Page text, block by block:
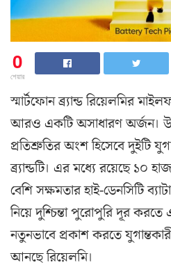
0
শেয়ার
স্মার্টফোন ব্র্যান্ড রিয়েলমির
আরও একটি অসাধারণ অর্জন।
প্রতিশ্রুতির অংশ হিসেবে দুইটি
ব্র্যান্ডটি। এর মধ্যে রয়েছে ১০
বেশি সক্ষমতার হাই-ডেনসিটি
নিয়ে দুশ্চিন্তা পুরোপুরি দূর করতে
নতুনভাবে প্রকাশ করতে
আনছে রিয়েলমি।